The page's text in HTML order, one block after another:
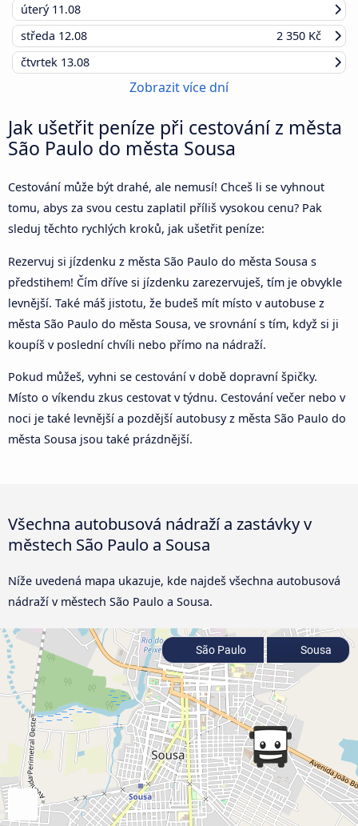
úterý 11.08
středa 12.08
2 350 Kč
čtvrtek 13.08
Zobrazit více dní
Jak ušetřit peníze při cestování z města
São Paulo do města Sousa
Cestování může být drahé, ale nemusí! Chceš li se vyhnout
tomu, abys za svou cestu zaplatil příliš vysokou cenu? Pak
sleduj těchto rychlých kroků, jak ušetřit peníze:
Rezervuj si jízdenku z města São Paulo do města Sousa s
předstihem! Čím dříve si jízdenku zarezervuješ, tím je obvykle
levnější. Také máš jistotu, že budeš mít místo v autobuse z
města São Paulo do města Sousa, ve srovnání s tím, když si ji
koupíš v poslední chvíli nebo přímo na nádraží.
Pokud můžeš, vyhni se cestování v době dopravní špičky.
Místo o víkendu zkus cestovat v týdnu. Cestování večer nebo v
noci je také levnější a pozdější autobusy z města São Paulo do
města Sousa jsou také prázdnější.
Všechna autobusová nádraží a zastávky v
městech São Paulo a Sousa
Níže uvedená mapa ukazuje, kde najdeš všechna autobusová
nádraží v městech São Paulo a Sousa.
São Paulo Sousa